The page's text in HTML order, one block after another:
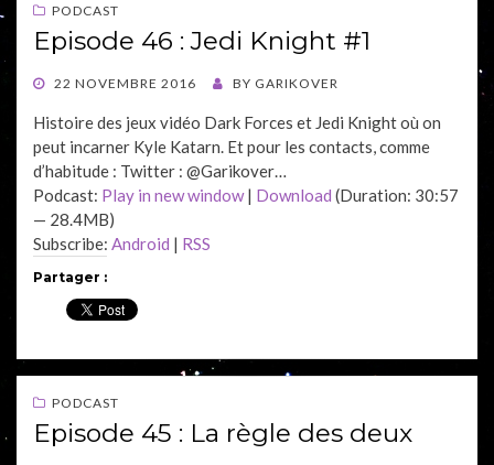
PODCAST
Episode 46 : Jedi Knight #1
POSTED
22 NOVEMBRE 2016 BY GARIKOVER
Histoire des jeux vidéo Dark Forces et Jedi Knight où on
peut incarner Kyle Katarn. Et pour les contacts, comme
d’habitude : Twitter : @Garikover…
Podcast: Play in new window| Download (Duration: 30:57
— 28.4MB)
Subscribe: Android | RSS
Partager :
PODCAST
Episode 45 : La règle des deux